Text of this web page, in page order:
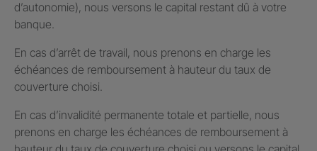
d’autonomie), nous versons le capital restant dû à votre
banque.
En cas d’arrêt de travail, nous prenons en charge les
échéances de remboursement à hauteur du taux de
couverture choisi.
En cas d’invalidité permanente totale et partielle, nous
prenons en charge les échéances de remboursement à